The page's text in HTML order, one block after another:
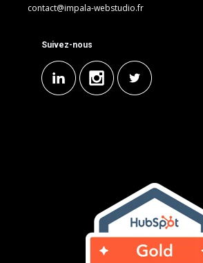
contact@impala-webstudio.fr
Suivez-nous